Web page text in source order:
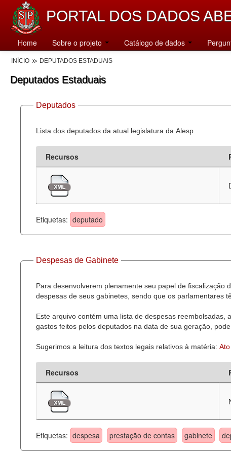
PORTAL DOS DADOS
Home Sobre o projeto Catálogo de dados
INÍCIO DEPUTADOS ESTADUAIS
Deputados Estaduais
Deputados
Lista dos deputados da atual legislatura da Alesp.
Recursos
Etiquetas: deputado
Despesas de Gabinete
Para desenvolverem plenamente seu papel de
despesas de seus gabinetes, sendo que os parlamentares
Este arquivo contém uma lista de despesas
gastos feitos pelos deputados na data de sua geração,
Sugerimos a leitura dos textos legais relativos à matéria:
Recursos
Etiquetas: despesa prestação de contas gabinete